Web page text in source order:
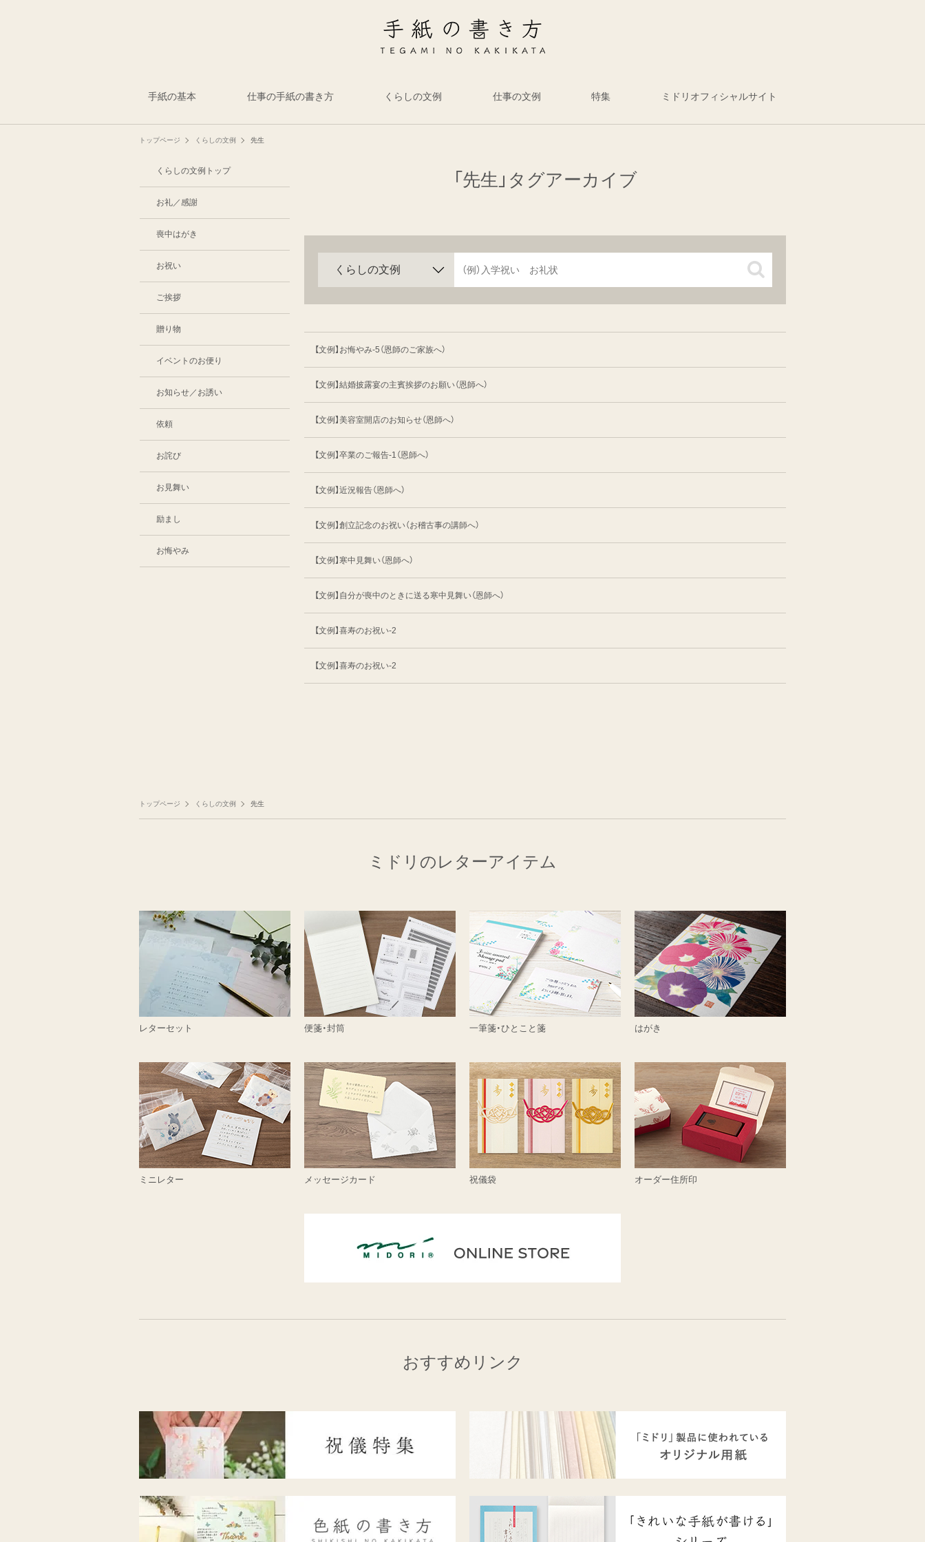
手紙の基本 仕事の手紙の書き方 くらしの文例 仕事の文例 特集 ミドリオフィシャルサイト
トップページ くらしの文例 先生
「先生」タグアーカイブ
【文例】お悔やみ-5（恩師のご家族へ）
【文例】結婚披露宴の主賓挨拶のお願い（恩師へ）
【文例】美容室開店のお知らせ（恩師へ）
【文例】卒業のご報告-1（恩師へ）
【文例】近況報告（恩師へ）
【文例】創立記念のお祝い（お稽古事の講師へ）
【文例】寒中見舞い（恩師へ）
【文例】自分が喪中のときに送る寒中見舞い（恩師へ）
【文例】喜寿のお祝い-2
【文例】喜寿のお祝い-2
くらしの文例トップ
お礼／感謝
喪中はがき
お祝い
ご挨拶
贈り物
イベントのお便り
お知らせ／お誘い
依頼
お詫び
お見舞い
励まし
お悔やみ
トップページ くらしの文例 先生
ミドリのレターアイテム
レターセット 便箋・封筒 一筆箋・ひとこと箋 はがき
ミニレター メッセージカード 祝儀袋 オーダー住所印
おすすめリンク